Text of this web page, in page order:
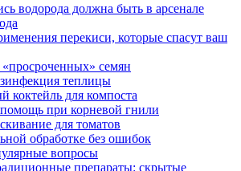
водорода должна быть в арсенале
перекиси, которые спасут ваш
семян
теплицы
коктейль для компоста
при корневой гнили
для томатов
обработке без ошибок
вопросы
препараты: скрытые